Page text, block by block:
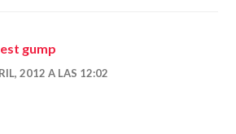
gump
2012 A LAS 12:02